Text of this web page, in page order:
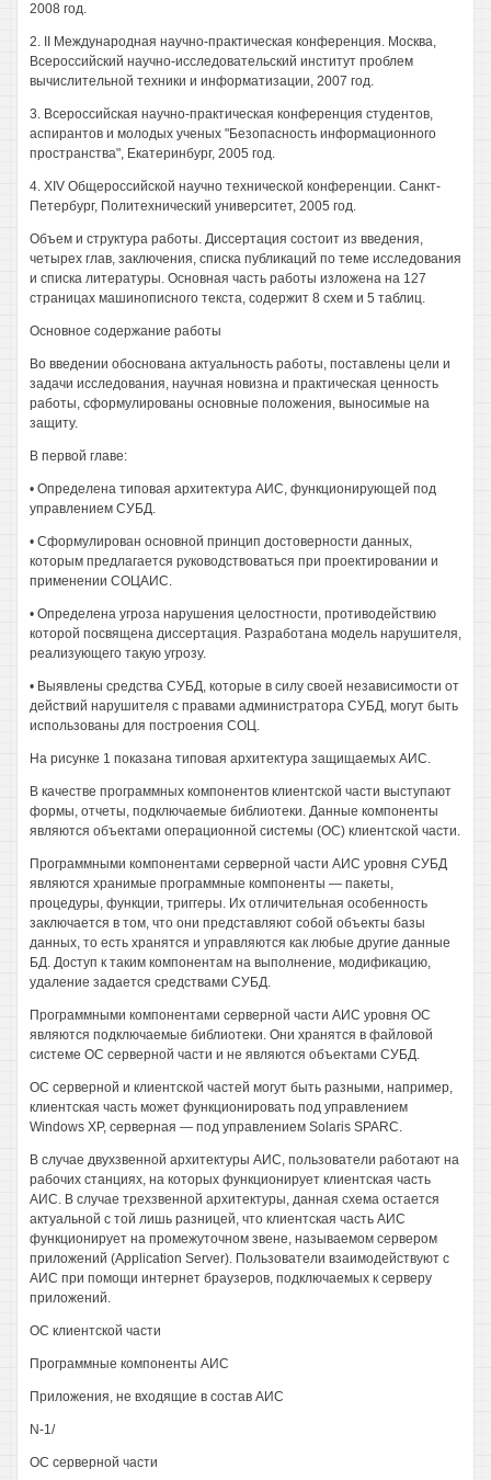
2008 год.
2. II Международная научно-практическая конференция. Москва,
Всероссийский научно-исследовательский институт проблем
вычислительной техники и информатизации, 2007 год.
3. Всероссийская научно-практическая конференция студентов,
аспирантов и молодых ученых "Безопасность информационного
пространства", Екатеринбург, 2005 год.
4. XIV Общероссийской научно технической конференции. Санкт-
Петербург, Политехнический университет, 2005 год.
Объем и структура работы. Диссертация состоит из введения,
четырех глав, заключения, списка публикаций по теме исследования
и списка литературы. Основная часть работы изложена на 127
страницах машинописного текста, содержит 8 схем и 5 таблиц.
Основное содержание работы
Во введении обоснована актуальность работы, поставлены цели и
задачи исследования, научная новизна и практическая ценность
работы, сформулированы основные положения, выносимые на
защиту.
В первой главе:
• Определена типовая архитектура АИС, функционирующей под
управлением СУБД.
• Сформулирован основной принцип достоверности данных,
которым предлагается руководствоваться при проектировании и
применении СОЦАИС.
• Определена угроза нарушения целостности, противодействию
которой посвящена диссертация. Разработана модель нарушителя,
реализующего такую угрозу.
• Выявлены средства СУБД, которые в силу своей независимости от
действий нарушителя с правами администратора СУБД, могут быть
использованы для построения СОЦ.
На рисунке 1 показана типовая архитектура защищаемых АИС.
В качестве программных компонентов клиентской части выступают
формы, отчеты, подключаемые библиотеки. Данные компоненты
являются объектами операционной системы (ОС) клиентской части.
Программными компонентами серверной части АИС уровня СУБД
являются хранимые программные компоненты — пакеты,
процедуры, функции, триггеры. Их отличительная особенность
заключается в том, что они представляют собой объекты базы
данных, то есть хранятся и управляются как любые другие данные
БД. Доступ к таким компонентам на выполнение, модификацию,
удаление задается средствами СУБД.
Программными компонентами серверной части АИС уровня ОС
являются подключаемые библиотеки. Они хранятся в файловой
системе ОС серверной части и не являются объектами СУБД.
ОС серверной и клиентской частей могут быть разными, например,
клиентская часть может функционировать под управлением
Windows ХР, серверная — под управлением Solaris SPARC.
В случае двухзвенной архитектуры АИС, пользователи работают на
рабочих станциях, на которых функционирует клиентская часть
АИС. В случае трехзвенной архитектуры, данная схема остается
актуальной с той лишь разницей, что клиентская часть АИС
функционирует на промежуточном звене, называемом сервером
приложений (Application Server). Пользователи взаимодействуют с
АИС при помощи интернет браузеров, подключаемых к серверу
приложений.
ОС клиентской части
Программные компоненты АИС
Приложения, не входящие в состав АИС
N-1/
ОС серверной части